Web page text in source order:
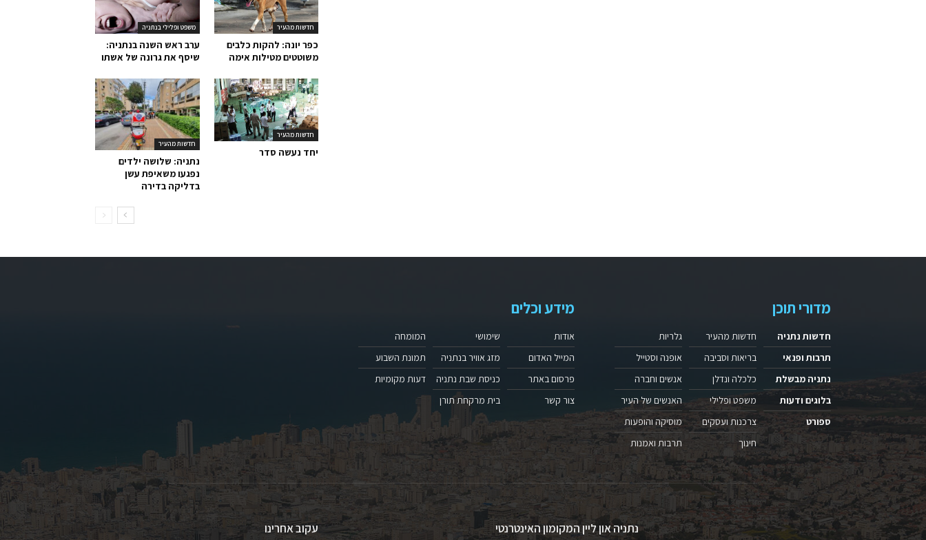
משפט ופלילי בנתניה
ערב ראש השנה בנתניה:
שיסף את גרונה של אשתו
חדשות מהעיר
כפר יונה: להקות כלבים
משוטטים מטילות אימה
חדשות מהעיר
נתניה: שלושה ילדים
נפגעו משאיפת עשן
בדליקה בדירה
חדשות מהעיר
יחד נעשה סדר
מדורי תוכן
חדשות נתניה
תרבות ופנאי
נתניה מבשלת
בלוגים ודעות
ספורט
חדשות מהעיר
בריאות וסביבה
כלכלה ונדלן
משפט ופלילי
צרכנות ועסקים
חינוך
גלריות
אופנה וסטייל
אנשים וחברה
האנשים של העיר
מוסיקה והופעות
תרבות ואמנות
מידע וכלים
אודות
המייל האדום
פרסום באתר
צור קשר
שימושי
מזג אוויר בנתניה
כניסת שבת נתניה
בית מרקחת תורן
המומחה
תמונת השבוע
דעות מקומיות
נתניה און ליין המקומון האינטרנטי עקוב אחרינו